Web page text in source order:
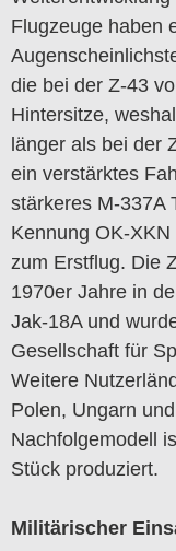
Flugzeuge haben
die bei der Z-43
Hintersitze,
länger als bei der
ein verstärktes
stärkeres M-337A
Kennung OK-
zum Erstflug. Die
1970er Jahre in
Jak-18A und
Gesellschaft für
Weitere
Polen, Ungarn
Nachfolgemodell
Stück produziert.
Militärischer